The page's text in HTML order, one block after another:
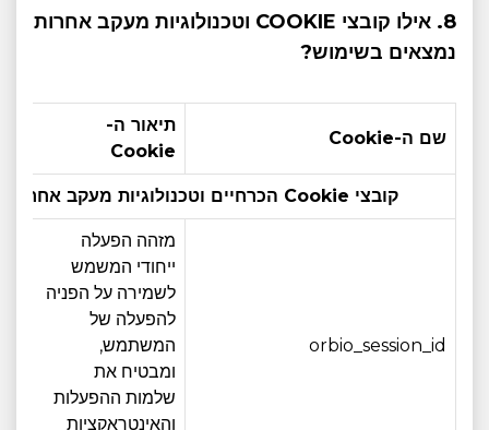
8. אילו קובצי COOKIE וטכנולוגיות מעקב אחרות
נמצאים בשימוש?
שם ה-Cookie
תיאור ה-
Cookie
קובצי Cookie הכרחיים וטכנולוגיות מעקב אחרות:
orbio_session_id
מזהה הפעלה
ייחודי המשמש
לשמירה על הפניה
להפעלה של
המשתמש,
ומבטיח את
שלמות ההפעלות
והאינטראקציות